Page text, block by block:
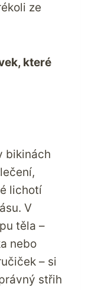
ze
které
bikinách
lichotí
V
těla –
nebo
– si
střih